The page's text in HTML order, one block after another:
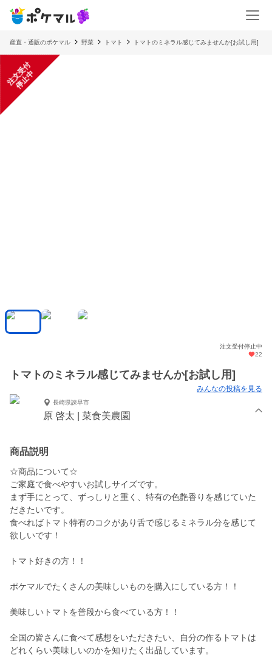
産直・通販のポケマル 野菜 トマト トマトのミネラル感じてみませんか[お試し用]
注
文
受
付
停
止
中
注文受付停止中
22
トマトのミネラル感じてみませんか[お試し用]
みんなの投稿を見る
長崎県諫早市
原 啓太 | 菜食美農園
商品説明
☆商品について☆
ご家庭で食べやすいお試しサイズです。
まず手にとって、ずっしりと重く、特有の色艶香りを感じていた
だきたいです。
食べればトマト特有のコクがあり舌で感じるミネラル分を感じて
欲しいです！
トマト好きの方！！
ポケマルでたくさんの美味しいものを購入にしている方！！
美味しいトマトを普段から食べている方！！
全国の皆さんに食べて感想をいただきたい、自分の作るトマトは
どれくらい美味しいのかを知りたく出品しています。